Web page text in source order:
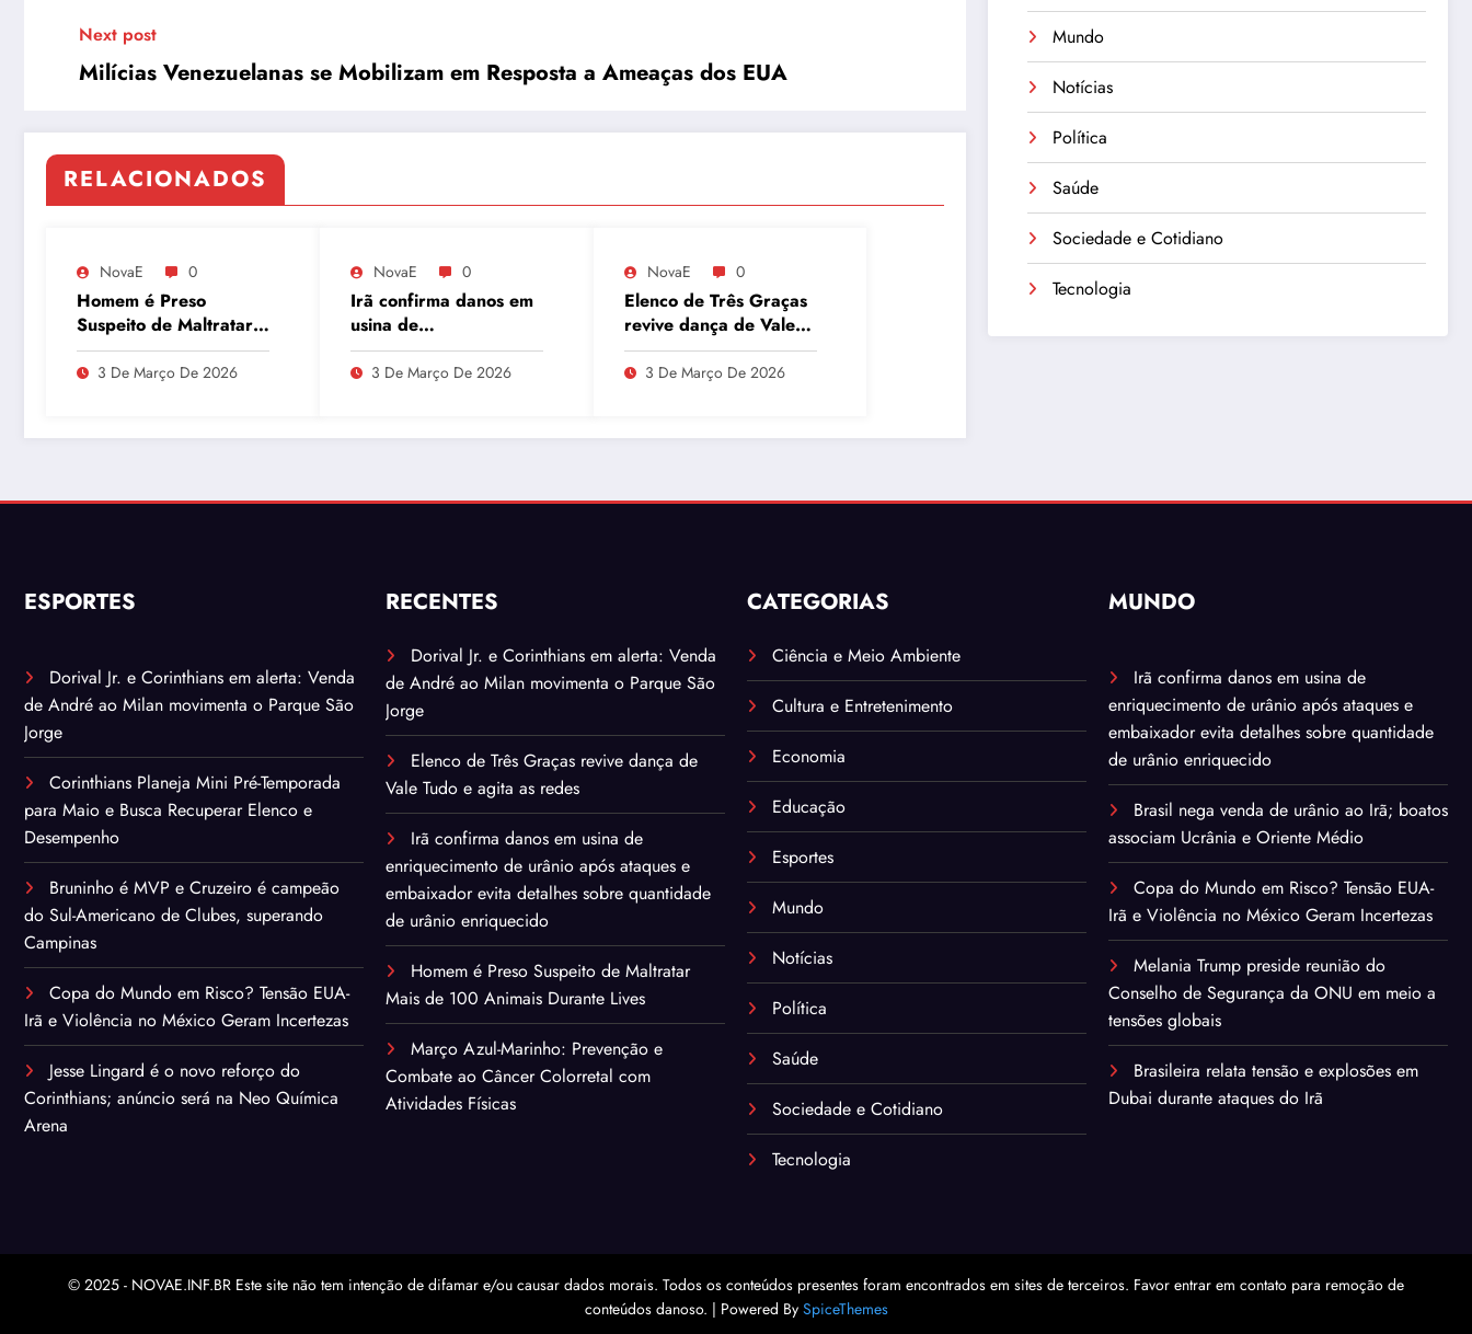
Next post
Milícias Venezuelanas se Mobilizam em Resposta a Ameaças dos EUA
RELACIONADOS
NovaE 0
Homem é Preso
Suspeito de Maltratar
Mais de 100 Animais
Durante Lives
3 De Março De 2026
NovaE 0
Irã confirma danos em
usina de
enriquecimento de
urânio após ataques e
quantidade de urânio
3 De Março De 2026
NovaE 0
Elenco de Três Graças
revive dança de Vale
Tudo e agita as redes
3 De Março De 2026
Mundo
Notícias
Política
Saúde
Sociedade e Cotidiano
Tecnologia
ESPORTES
Dorival Jr. e Corinthians em alerta: Venda
de André ao Milan movimenta o Parque São
Jorge
Corinthians Planeja Mini Pré-Temporada
para Maio e Busca Recuperar Elenco e
Desempenho
Bruninho é MVP e Cruzeiro é campeão
do Sul-Americano de Clubes, superando
Campinas
Copa do Mundo em Risco? Tensão EUA-
Irã e Violência no México Geram Incertezas
Jesse Lingard é o novo reforço do
Corinthians; anúncio será na Neo Química
Arena
RECENTES
Dorival Jr. e Corinthians em alerta: Venda
de André ao Milan movimenta o Parque São
Jorge
Elenco de Três Graças revive dança de
Vale Tudo e agita as redes
Irã confirma danos em usina de
enriquecimento de urânio após ataques e
embaixador evita detalhes sobre quantidade
de urânio enriquecido
Homem é Preso Suspeito de Maltratar
Mais de 100 Animais Durante Lives
Março Azul-Marinho: Prevenção e
Combate ao Câncer Colorretal com
Atividades Físicas
CATEGORIAS
Ciência e Meio Ambiente
Cultura e Entretenimento
Economia
Educação
Esportes
Mundo
Notícias
Política
Saúde
Sociedade e Cotidiano
Tecnologia
MUNDO
Irã confirma danos em usina de
enriquecimento de urânio após ataques e
embaixador evita detalhes sobre quantidade
de urânio enriquecido
Brasil nega venda de urânio ao Irã; boatos
associam Ucrânia e Oriente Médio
Copa do Mundo em Risco? Tensão EUA-
Irã e Violência no México Geram Incertezas
Melania Trump preside reunião do
Conselho de Segurança da ONU em meio a
tensões globais
Brasileira relata tensão e explosões em
Dubai durante ataques do Irã
© 2025 - NOVAE.INF.BR Este site não tem intenção de difamar e/ou causar dados morais. Todos os conteúdos presentes foram encontrados em sites de terceiros. Favor entrar em contato para remoção de
conteúdos danoso. | Powered By SpiceThemes